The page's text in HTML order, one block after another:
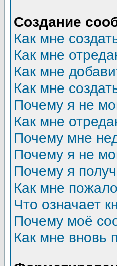
Создание
Как мне
Как мне
Как мне
Как мне
Почему я не
Как мне
Почему мне
Почему я не
Почему я
Как мне
Что означает
Почему моё
Как мне вновь